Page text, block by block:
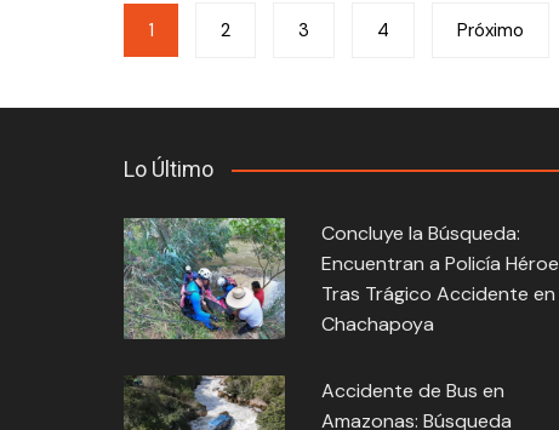
Navegación
de
entradas
1 2 3 4 Próximo
Lo Último
Concluye la Búsqueda:
Encuentran a Policía Héroe
Tras Trágico Accidente en
Chachapoya
Accidente de Bus en
Amazonas: Búsqueda